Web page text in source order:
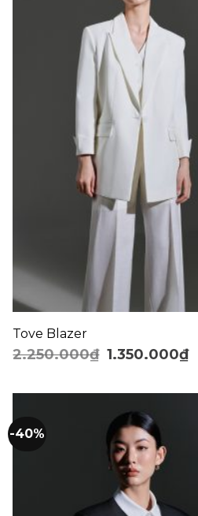
Tove Blazer
2.250.000₫ 1.350.000₫
-40%